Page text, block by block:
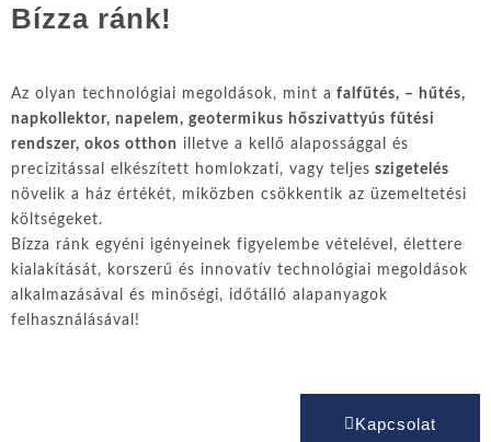
Bízza ránk!
Az olyan technológiai megoldások, mint a falfűtés, – hűtés,
napkollektor, napelem, geotermikus hőszivattyús fűtési
rendszer, okos otthon illetve a kellő alapossággal és
precizitással elkészített homlokzati, vagy teljes szigetelés
növelik a ház értékét, miközben csökkentik az üzemeltetési
költségeket.
Bízza ránk egyéni igényeinek figyelembe vételével, élettere
kialakítását, korszerű és innovatív technológiai megoldások
alkalmazásával és minőségi, időtálló alapanyagok
felhasználásával!
Kapcsolat